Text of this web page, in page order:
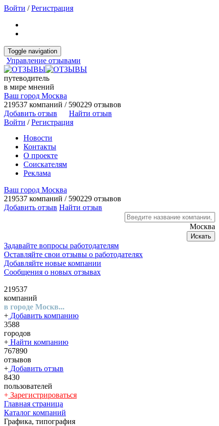
Войти /Регистрация
Toggle navigation
Управление отзывами
путеводитель
в мире мнений
Ваш город Москва
219537 компаний / 590229 отзывов
Добавить отзыв
Найти отзыв
Войти /Регистрация
Новости
Контакты
О проекте
Соискателям
Реклама
Ваш город Москва
219537 компаний / 590229 отзывов
Добавить отзыв Найти отзыв
Москва
Искать
Задавайте вопросы работодателям
Оставляйте свои отзывы о работодателях
Добавляйте новые компании
Сообщения о новых отзывах
219537
компаний
в городе Москв...
+ Добавить компанию
3588
городов
+ Найти компанию
767890
отзывов
+ Добавить отзыв
8430
пользователей
+ Зарегистрироваться
Главная страница
Каталог компаний
Графика, типография